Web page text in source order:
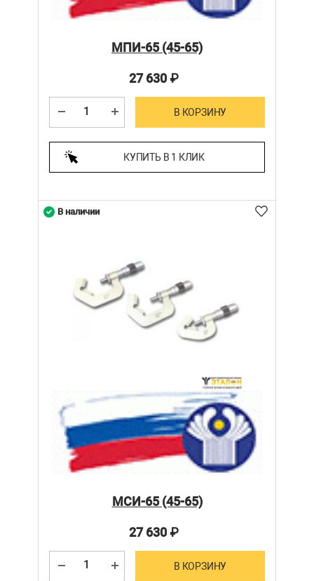
МПИ-65 (45-65)
27 630₽
В КОРЗИНУ
КУПИТЬ В 1 КЛИК
МСИ-65 (45-65)
27 630₽
В КОРЗИНУ
В наличии